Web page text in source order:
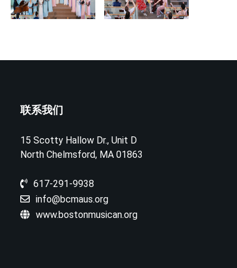
联系我们
15 Scotty Hallow Dr., Unit D
North Chelmsford, MA 01863
617-291-9938
info@bcmaus.org
www.bostonmusican.org